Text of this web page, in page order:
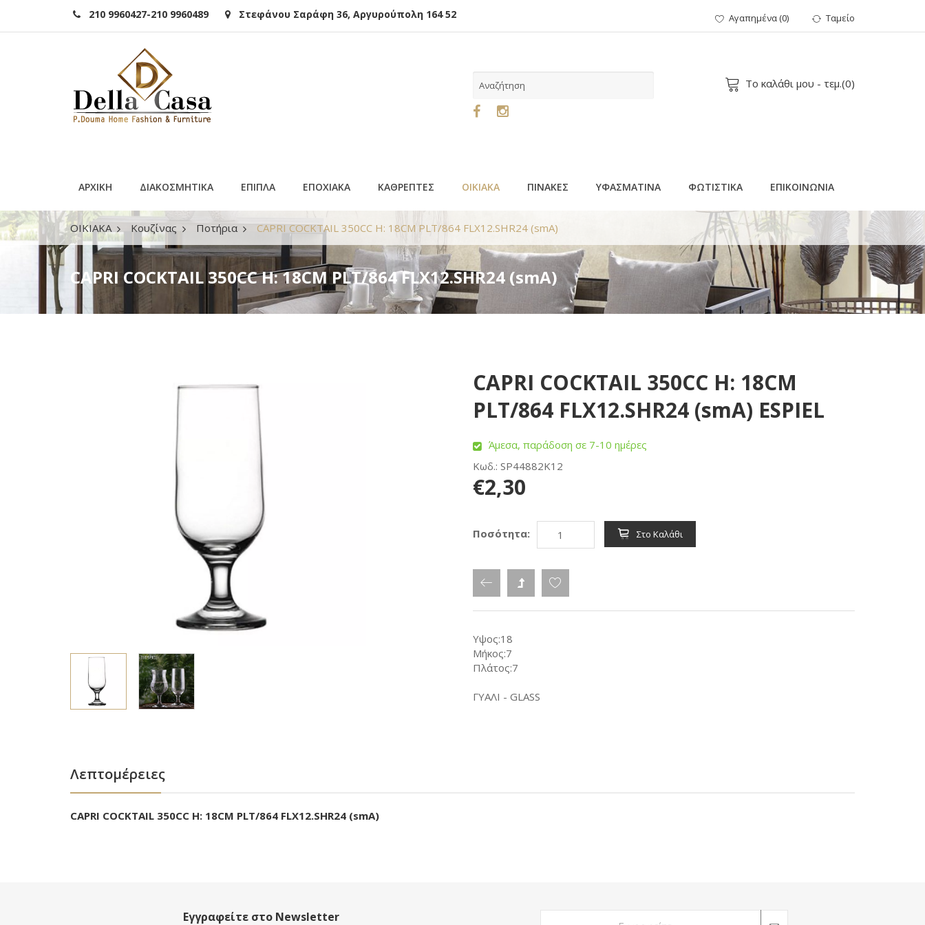
210 9960427-210 9960489 Στεφάνου Σαράφη 36, Αργυρούπολη 164 52 Αγαπημένα(0) Ταμείο
Το καλάθι μου - τεμ.(0)
ΑΡΧΙΚΗ ΔΙΑΚΟΣΜΗΤΙΚΑ ΕΠΙΠΛΑ ΕΠΟΧΙΑΚΑ ΚΑΘΡΕΠΤΕΣ ΟΙΚΙΑΚΑ ΠΙΝΑΚΕΣ ΥΦΑΣΜΑΤΙΝΑ ΦΩΤΙΣΤΙΚΑ ΕΠΙΚΟΙΝΩΝΙΑ
ΟΙΚΙΑΚΑ Κουζίνας Ποτήρια CAPRI COCKTAIL 350CC H: 18CM PLT/864 FLX12.SHR24 (smA)
CAPRI COCKTAIL 350CC H: 18CM PLT/864 FLX12.SHR24 (smA)
CAPRI COCKTAIL 350CC H: 18CM
PLT/864 FLX12.SHR24 (smA) ESPIEL
Άμεσα, παράδοση σε 7-10 ημέρες
Κωδ.: SP44882K12
€2,30
Ποσότητα: Στο Καλάθι
Υψος:18
Μήκος:7
Πλάτος:7
ΓΥΑΛΙ - GLASS
Λεπτομέρειες
CAPRI COCKTAIL 350CC H: 18CM PLT/864 FLX12.SHR24 (smA)
Εγγραφείτε στο Newsletter